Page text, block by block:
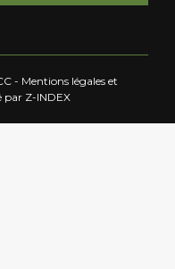
- Mentions légales et
par Z-INDEX